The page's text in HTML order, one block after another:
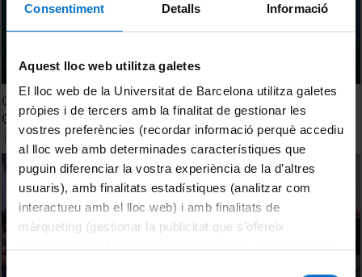
Consentiment Detalls Informació
Aquest lloc web utilitza galetes
El lloc web de la Universitat de Barcelona utilitza galetes
pròpies i de tercers amb la finalitat de gestionar les
vostres preferències (recordar informació perquè accediu
al lloc web amb determinades característiques que
puguin diferenciar la vostra experiència de la d’altres
usuaris), amb finalitats estadístiques (analitzar com
interactueu amb el lloc web) i amb finalitats de
màrqueting (gestionar la publicitat que s’ofereix
Curso de extensión universitaria de Atención a Usuarios,
Ciudadanos y Clientes
19 May, 2022